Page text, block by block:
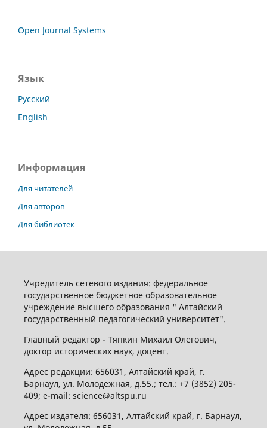
Open Journal Systems
Язык
Русский
English
Информация
Для читателей
Для авторов
Для библиотек
Учредитель сетевого издания: федеральное
государственное бюджетное образовательное
учреждение высшего образования " Алтайский
государственный педагогический университет".
Главный редактор - Тяпкин Михаил Олегович,
доктор исторических наук, доцент.
Адрес редакции: 656031, Алтайский край, г.
Барнаул, ул. Молодежная, д.55.; тел.: +7 (3852) 205-
409; e-mail: science@altspu.ru
Адрес издателя: 656031, Алтайский край, г. Барнаул,